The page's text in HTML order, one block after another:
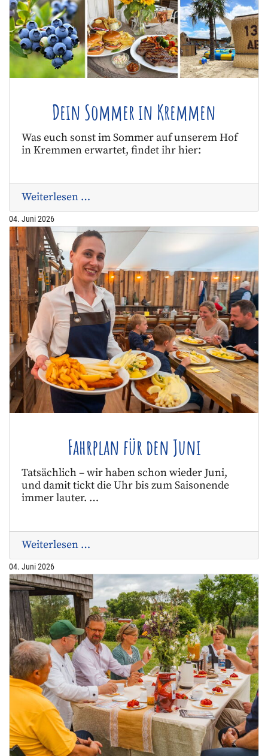
Dein Sommer in Kremmen
Was euch sonst im Sommer auf unserem Hof
in Kremmen erwartet, findet ihr hier:
Weiterlesen …
04. Juni 2026
Fahrplan für den Juni
Tatsächlich – wir haben schon wieder Juni,
und damit tickt die Uhr bis zum Saisonende
immer lauter. …
Weiterlesen …
04. Juni 2026